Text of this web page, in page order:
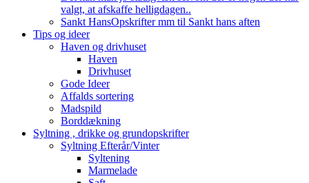
valgt, at afskaffe helligdagen..
Sankt HansOpskrifter mm til Sankt hans aften
Tips og ideer
Haven og drivhuset
Haven
Drivhuset
Gode Ideer
Affalds sortering
Madspild
Borddækning
Syltning , drikke og grundopskrifter
Syltning Efterår/Vinter
Syltening
Marmelade